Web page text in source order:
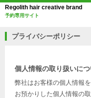
Regolith hair creative brand
予約専用サイト
プライバシーポリシー
個人情報の取り扱いに
弊社はお客様の個人情報
お預かりした個人情報の